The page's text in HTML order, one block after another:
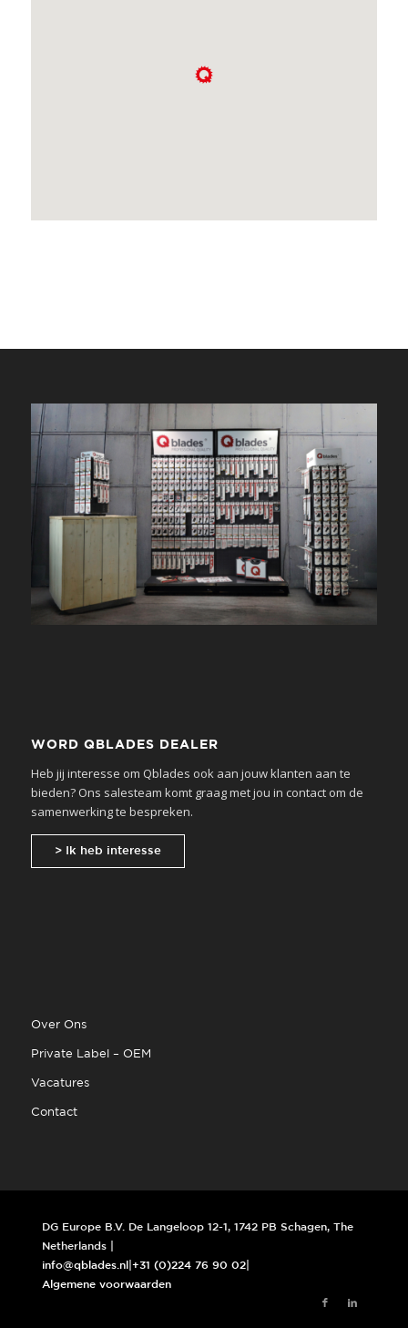
WORD QBLADES DEALER
Heb jij interesse om Qblades ook aan jouw klanten aan te
bieden? Ons salesteam komt graag met jou in contact om de
samenwerking te bespreken.
> Ik heb interesse
Over Ons
Private Label – OEM
Vacatures
Contact
DG Europe B.V. De Langeloop 12-1, 1742 PB Schagen, The
Netherlands |
info@qblades.nl
|+31 (0)224 76 90 02
Algemene voorwaarden